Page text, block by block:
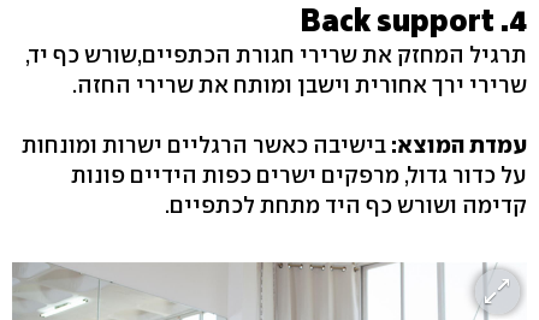
4. Back support
תרגיל המחזק את שרירי חגורת הכתפיים,שורש כף יד,
שרירי ירך אחורית וישבן ומותח את שרירי החזה.
עמדת המוצא: בישיבה כאשר הרגליים ישרות ומונחות
על כדור גדול, מרפקים ישרים כפות הידיים פונות
קדימה ושורש כף היד מתחת לכתפיים.